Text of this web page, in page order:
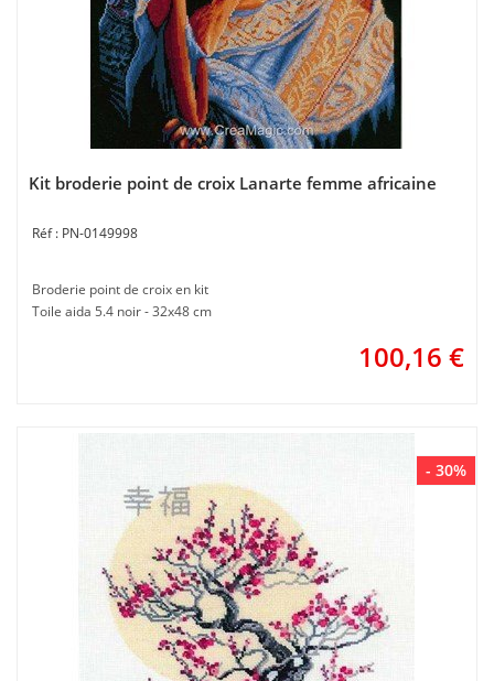
Kit broderie point de croix Lanarte femme africaine
PN-0149998
Broderie point de croix en kit
Toile aida 5.4 noir - 32x48 cm
100,16 €
- 30%